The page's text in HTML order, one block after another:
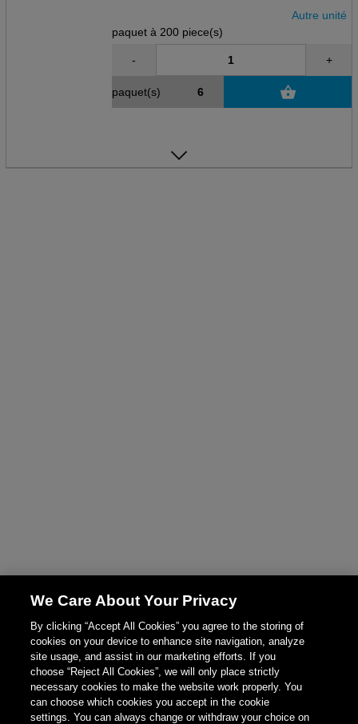
Autre unité
paquet à 200 piece(s)
- +
paquet(s)
We Care About Your Privacy
By clicking “Accept All Cookies” you agree to the storing of
cookies on your device to enhance site navigation, analyze
site usage, and assist in our marketing efforts. If you
choose “Reject All Cookies”, we will only place strictly
necessary cookies to make the website work properly. You
can choose which cookies you accept in the cookie
settings. You can always change or withdraw your choice on